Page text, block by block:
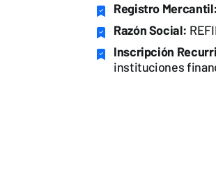
Registro Mercantil:
Razón Social:
Inscripción
instituciones